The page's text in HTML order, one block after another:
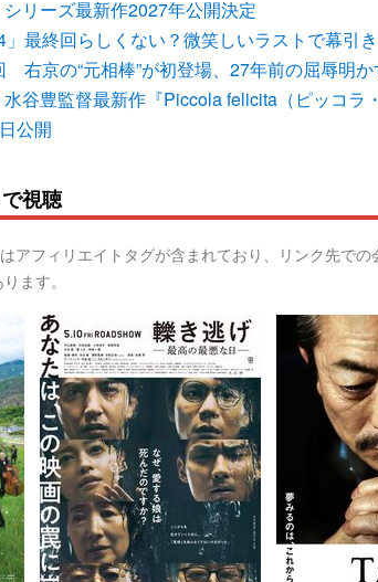
シリーズ最新作2027年公開決定
」最終回らしくない？微笑しいラストで幕引き
右京の“元相棒”が初登場、27年前の屈辱明か
谷豊監督最新作『Piccola felicita（ピッコラ
公開
視聴
アフィリエイトタグが含まれており、リンク先で
ます。